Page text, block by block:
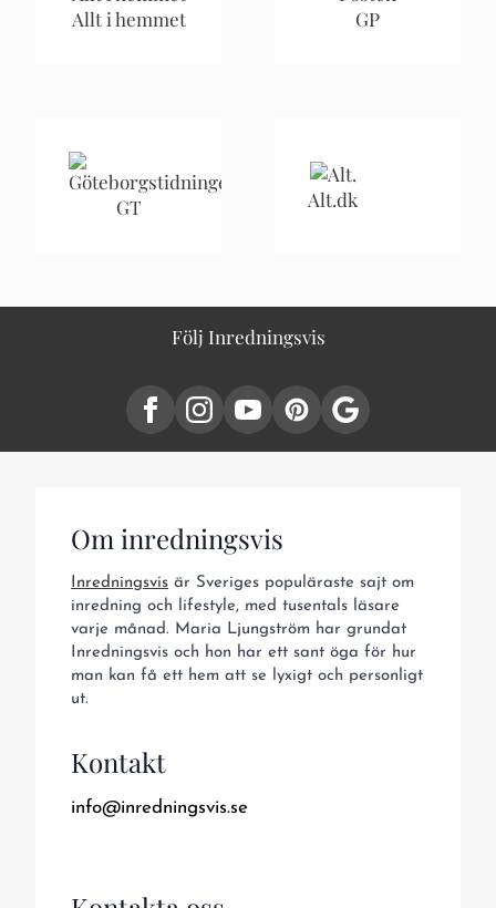
Allt i hemmet GP
GT Alt.dk
Följ Inredningsvis
Om inredningsvis
Inredningsvis är Sveriges populäraste sajt om
inredning och lifestyle, med tusentals läsare
varje månad. Maria Ljungström har grundat
Inredningsvis och hon har ett sant öga för hur
man kan få ett hem att se lyxigt och personligt
ut.
Kontakt
info@inredningsvis.se